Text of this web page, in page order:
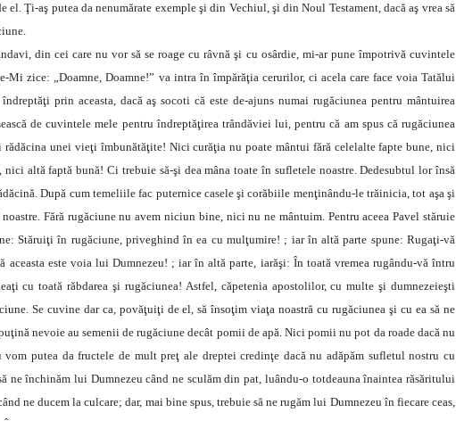
el. Ţi-aş putea da nenumărate exemple şi din Vechiul, şi din Noul Testament, dacă aş vrea să
din cei care nu vor să se roage cu râvnă şi cu osârdie, mi-ar pune împotrivă cuvintele
Mi zice: „Doamne, Doamne!” va intra în împărăţia cerurilor, ci acela care face voia Tatălui
prin aceasta, dacă aş socoti că este de-ajuns numai rugăciunea pentru mântuirea
de cuvintele mele pentru îndreptăţirea trândăviei lui, pentru că am spus că rugăciunea
rădăcina unei vieţi îmbunătăţite! Nici curăţia nu poate mântui fără celelalte fapte bune, nici
altă faptă bună! Ci trebuie să-şi dea mâna toate în sufletele noastre. Dedesubtul lor însă
După cum temeliile fac puternice casele şi corăbiile menţinându-le trăinicia, tot aşa şi
Fără rugăciune nu avem niciun bine, nici nu ne mântuim. Pentru aceea Pavel stăruie
Stăruiţi în rugăciune, priveghind în ea cu mulţumire! ; iar în altă parte spune: Rugaţi-vă
este voia lui Dumnezeu! ; iar în altă parte, iarăşi: În toată vremea rugându-vă întru
cu toată răbdarea şi rugăciunea! Astfel, căpetenia apostolilor, cu multe şi dumnezeieşti
Se cuvine dar ca, povăţuiţi de el, să însoţim viaţa noastră cu rugăciunea şi cu ea să ne
nevoie au semenii de rugăciune decât pomii de apă. Nici pomii nu pot da roade dacă nu
putea da fructele de mult preţ ale dreptei credinţe dacă nu adăpăm sufletul nostru cu
ne închinăm lui Dumnezeu când ne sculăm din pat, luându-o totdeauna înaintea răsăritului
ne ducem la culcare; dar, mai bine spus, trebuie să ne rugăm lui Dumnezeu în fiecare ceas,